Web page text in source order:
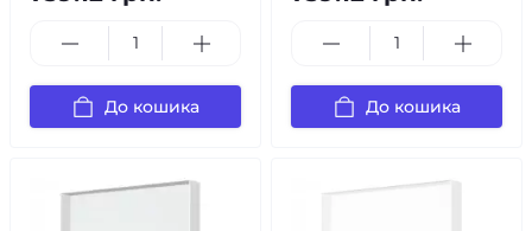
До кошика До кошика